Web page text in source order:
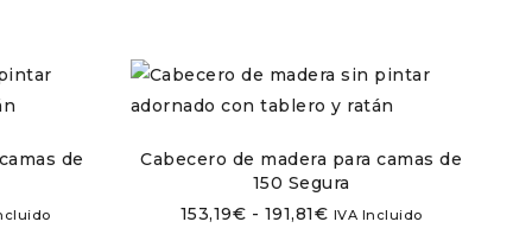
de
Cabecero de madera para camas de
150 Segura
153,19€ - 191,81€ IVA Incluido